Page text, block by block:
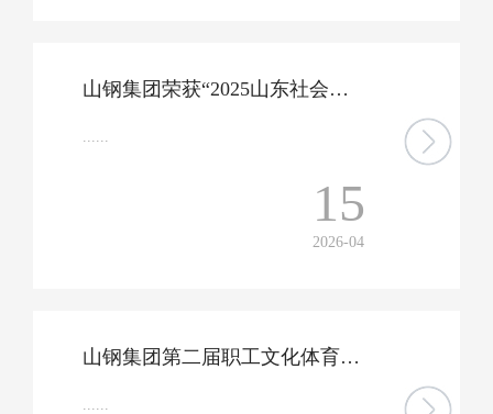
山钢集团荣获“2025山东社会责任企业”称号
......
15
2026-04
山钢集团第二届职工文化体育节开幕
......